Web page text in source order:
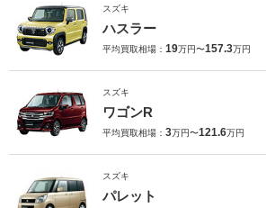
スズキ
ハスラー
平均買取相場： 19万円〜157.3万円
スズキ
ワゴンR
平均買取相場： 3万円〜121.6万円
スズキ
パレット